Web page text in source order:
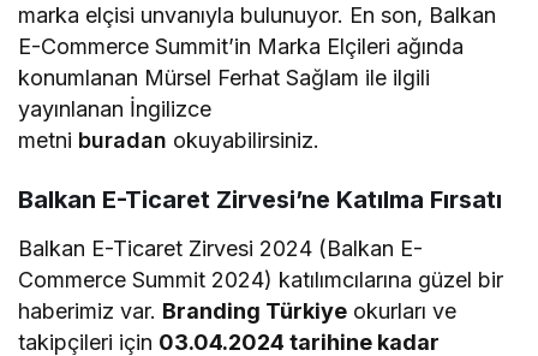
marka elçisi unvanıyla bulunuyor. En son, Balkan
E-Commerce Summit’in Marka Elçileri ağında
konumlanan Mürsel Ferhat Sağlam ile ilgili
yayınlanan İngilizce
metni buradan okuyabilirsiniz.
Balkan E-Ticaret Zirvesi’ne Katılma Fırsatı
Balkan E-Ticaret Zirvesi 2024 (Balkan E-
Commerce Summit 2024) katılımcılarına güzel bir
haberimiz var. Branding Türkiye okurları ve
takipçileri için 03.04.2024 tarihine kadar